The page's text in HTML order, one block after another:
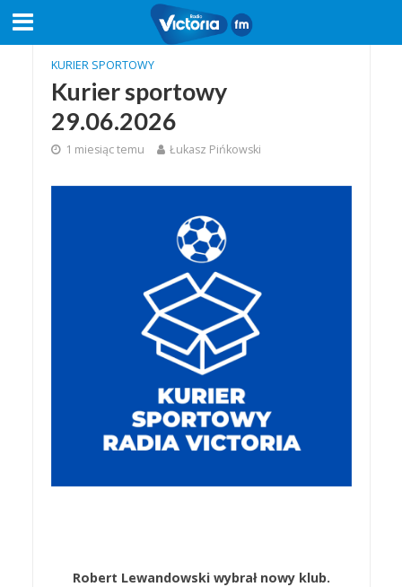
KURIER SPORTOWY
Kurier sportowy
29.06.2026
1 miesiąc temu Łukasz Pińkowski
Robert Lewandowski wybrał nowy klub.